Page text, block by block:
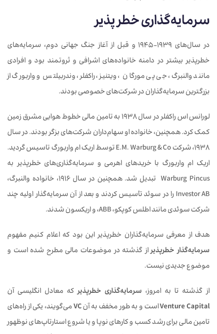
سرمایه‌گذاری خطر پذیر
در سال‌های 1939-1945 و قبل از آغاز جنگ جهانی دوم، سرمایه‌های
خطرپذیر بیشتر در دامنه خانواده‌های اشرافی و ثروتمند بود و افرادی
مانند والنبرگ، جی پی مورگان ، ویتنیز، راکفلر، وندربیلتس و واربورگ از
بزرگترین سرمایه‌گذاران در شرکت‌های خصوصی بودند.
لورانس اس راكفلر در سال 1938 به تامین مالی خطوط هوایی مشرق زمین
کمک کرد. همچنین، خانواده او سهام‌داران شرکت‌های بزگر بودند. در سال
1938، شرکت E.M. Warburg & Co توسط اریک ام واربورگ تاسیس گردید.
اریک ام واربورگ با خریدهای اهرمی و سرمایه‌‌گذاری‌های خطرپذیر به
Warburg Pincus تبدیل شد. همچنین در سال 1916، خانواده والنبرگ،
Investor AB را در سوئد تأسیس کردند و بعد از آن سرمایه‌گذار اولیه چند
شرکت سوئدی مانند اطلس کوپکو، ABB، و اریکسون شدند.
هدف از معرفی سرمایه‌گذاران خطرپذیر این بود که اعلام کنیم مفهوم
سرمایه‌گذار خطرپذیراز گذشته در موضوعات مالی مطرح شده است و
موضوع جدیدی نیست.
از گذشته تا به امروز، سرمایه‌گذاری خطرپذیرکه معادل انگلیسی آن
Venture Capitalاست و به طور مخفف به آنVCمی‌گویند، یکی از راه‌های
تامین مالی برای رشد کسب و کارهای نوپا و یا شروع استارتاپ‌های نوظهور